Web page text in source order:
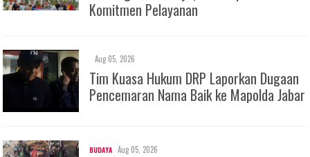
Komitmen Pelayanan
Aug 05, 2026
Tim Kuasa Hukum DRP Laporkan Dugaan
Pencemaran Nama Baik ke Mapolda Jabar
BUDAYA Aug 05, 2026